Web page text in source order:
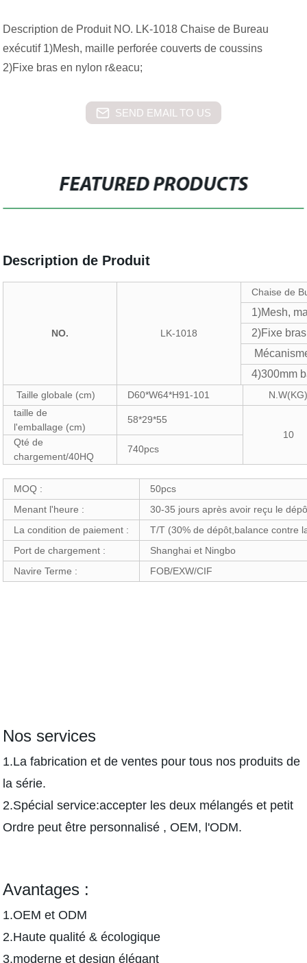
Description de Produit NO. LK-1018 Chaise de Bureau
exécutif 1)Mesh, maille perforée couverts de coussins
2)Fixe bras en nylon r&eacu;
SEND EMAIL TO US
FEATURED PRODUCTS
Description de Produit
NO. LK-1018
Chaise de
1)Mesh,
2)Fixe
4)300mm
Taille globale (cm) D60*W64*H91-101
taille de
l'emballage (cm)
58*29*55
10
Qté de
chargement/40HQ
740pcs
MOQ :
50pcs
Menant l'heure :
30-35 jours après avoir reçu le
La condition de paiement :
T/T (30% de dépôt,balance contre
Port de chargement :
Shanghai et Ningbo
Navire Terme :
FOB/EXW/CIF
Nos services
1.La fabrication et de ventes pour tous nos produits de
la série.
2.Spécial service:accepter les deux mélangés et petit
Ordre peut être personnalisé , OEM, l'ODM.
Avantages :
1.OEM et ODM
2.Haute qualité & écologique
3.moderne et design élégant